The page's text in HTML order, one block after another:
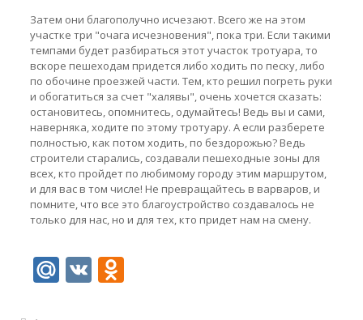
Затем они благополучно исчезают. Всего же на этом
участке три "очага исчезновения", пока три. Если такими
темпами будет разбираться этот участок тротуара, то
вскоре пешеходам придется либо ходить по песку, либо
по обочине проезжей части. Тем, кто решил погреть руки
и обогатиться за счет "халявы", очень хочется сказать:
остановитесь, опомнитесь, одумайтесь! Ведь вы и сами,
наверняка, ходите по этому тротуару. А если разберете
полностью, как потом ходить, по бездорожью? Ведь
строители старались, создавали пешеходные зоны для
всех, кто пройдет по любимому городу этим маршрутом,
и для вас в том числе! Не превращайтесь в варваров, и
помните, что все это благоустройство создавалось не
только для нас, но и для тех, кто придет нам на смену.
Mail.Ru
VKOdnoklassniki